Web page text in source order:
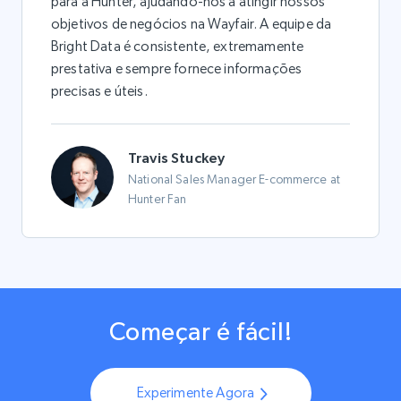
objetivos de negócios na Wayfair. A equipe da
Bright Data é consistente, extremamente
prestativa e sempre fornece informações
precisas e úteis.
Travis Stuckey
National Sales Manager E-commerce at
Hunter Fan
Começar é fácil!
Experimente Agora